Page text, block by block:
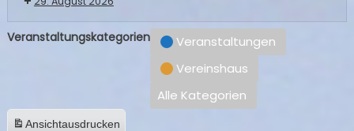
Veranstaltungskategorien
Veranstaltungen
Vereinshaus
Alle Kategorien
Ansichtausdrucken